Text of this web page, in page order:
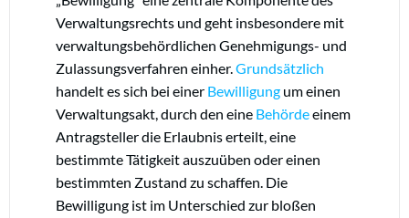
Verwaltungsrechts und geht insbesondere mit
verwaltungsbehördlichen Genehmigungs- und
Zulassungsverfahren einher.Grundsätzlich
handelt es sich bei einer Bewilligung um einen
Verwaltungsakt, durch den eine Behördeeinem
Antragsteller die Erlaubnis erteilt, eine
bestimmte Tätigkeit auszuüben oder einen
bestimmten Zustand zu schaffen. Die
Bewilligung ist im Unterschied zur bloßen